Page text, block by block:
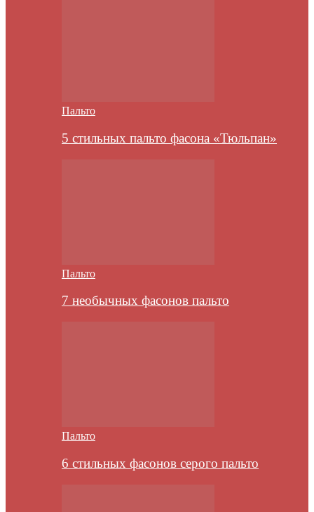
Пальто
5 стильных пальто фасона «Тюльпан»
Пальто
7 необычных фасонов пальто
Пальто
6 стильных фасонов серого пальто